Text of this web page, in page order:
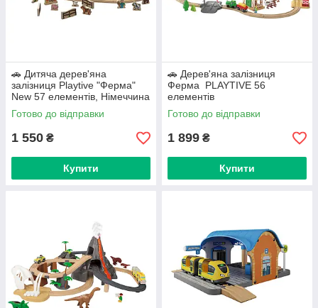
🚗 Дитяча дерев'яна
залізниця Playtive "Ферма"
New 57 елементів, Німеччина
Готово до відправки
1 550 ₴
Купити
🚗 Дерев'яна залізниця
Ферма PLAYTIVE 56
елементів
Готово до відправки
1 899 ₴
Купити